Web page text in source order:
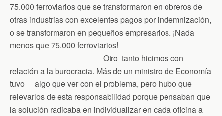
75.000 ferroviarios que se transformaron en obreros de
otras industrias con excelentes pagos por indemnización,
o se transformaron en pequeños empresarios. ¡Nada
menos que 75.000 ferroviarios!
Otro tanto hicimos con
relación a la burocracia. Más de un ministro de Economía
tuvo algo que ver con el problema, pero hubo que
relevarlos de esta responsabilidad porque pensaban que
la solución radicaba en individualizar en cada oficina a